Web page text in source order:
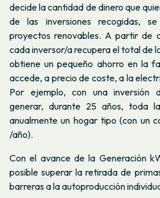
decide la cantidad de dinero que
de las inversiones recogidas,
proyectos renovables. A partir de
cada inversor/a recupera el total de
obtiene un pequeño ahorro en la
accede, a precio de coste, a la
Por ejemplo, con una
generar, durante 25 años, toda
anualmente un hogar tipo (con un
/año).
Con el avance de la Generación
posible superar la retirada de
barreras a la autoproducción